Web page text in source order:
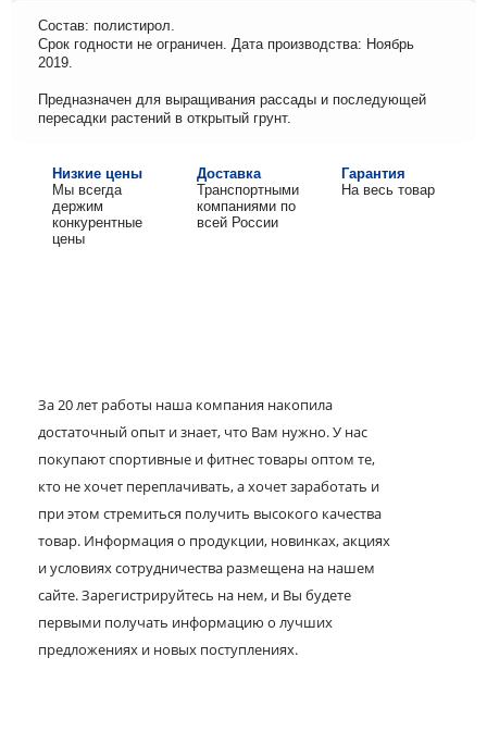
Состав: полистирол.
Срок годности не ограничен. Дата производства: Ноябрь
2019.
Предназначен для выращивания рассады и последующей
пересадки растений в открытый грунт.
Низкие цены
Мы всегда
держим
конкурентные
цены
Доставка
Транспортными
компаниями по
всей России
Гарантия
На весь товар
За 20 лет работы наша компания накопила
достаточный опыт и знает, что Вам нужно. У нас
покупают спортивные и фитнес товары оптом те,
кто не хочет переплачивать, а хочет заработать и
при этом стремиться получить высокого качества
товар. Информация о продукции, новинках, акциях
и условиях сотрудничества размещена на нашем
сайте. Зарегистрируйтесь на нем, и Вы будете
первыми получать информацию о лучших
предложениях и новых поступлениях.